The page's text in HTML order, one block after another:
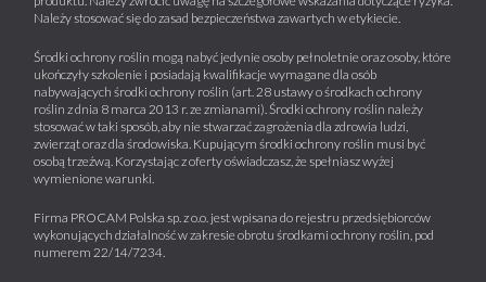
Należy stosować się do zasad bezpieczeństwa zawartych w etykiecie.
Środki ochrony roślin mogą nabyć jedynie osoby pełnoletnie oraz osoby, które
ukończyły szkolenie i posiadają kwalifikacje wymagane dla osób
nabywających środki ochrony roślin (art. 28 ustawy o środkach ochrony
roślin z dnia 8 marca 2013 r. ze zmianami). Środki ochrony roślin należy
stosować w taki sposób, aby nie stwarzać zagrożenia dla zdrowia ludzi,
zwierząt oraz dla środowiska. Kupującym środki ochrony roślin musi być
osobą trzeźwą. Korzystając z oferty oświadczasz, że spełniasz wyżej
wymienione warunki.
Firma PROCAM Polska sp. z o.o. jest wpisana do rejestru przedsiębiorców
wykonujących działalność w zakresie obrotu środkami ochrony roślin, pod
numerem 22/14/7234.